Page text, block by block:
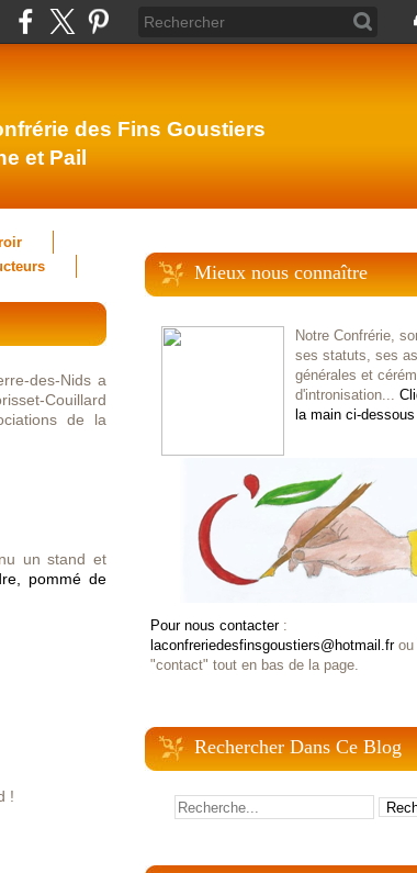
des Fins Goustiers
et Pail
des-Nids a
Couillard
de la
un stand et
pommé de
!
Mieux nous connaître
Notre Confrérie,
ses statuts, ses
générales et
d'intronisation...
la main ci-
Pour nous contacter:
laconfreriedesfinsgoustiers@hotmail.frou
"contact" tout en bas de la page.
Rechercher Dans Ce Blog